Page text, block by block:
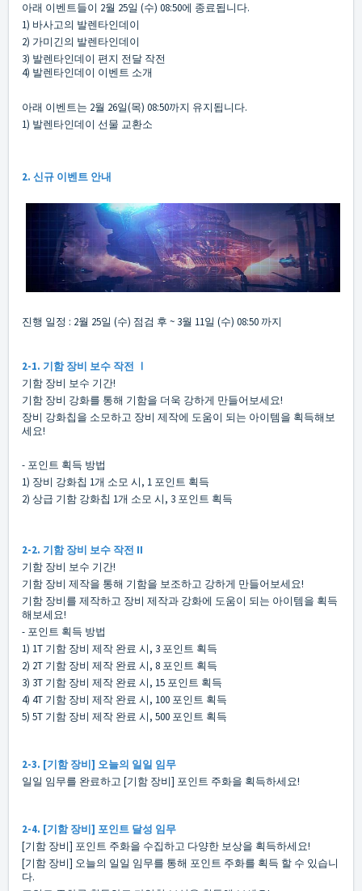
아래 이벤트들이 2월 25일 (수) 08:50에 종료됩니다.
1) 바사고의 발렌타인데이
2) 가미긴의 발렌타인데이
3) 발렌타인데이 편지 전달 작전
4) 발렌타인데이 이벤트 소개
아래 이벤트는 2월 26일(목) 08:50까지 유지됩니다.
1) 발렌타인데이 선물 교환소
2. 신규 이벤트 안내
진행 일정 : 2월 25일 (수) 점검 후 ~ 3월 11일 (수) 08:50 까지
2-1. 기함 장비 보수 작전 Ⅰ
기함 장비 보수 기간!
기함 장비 강화를 통해 기함을 더욱 강하게 만들어보세요!
장비 강화칩을 소모하고 장비 제작에 도움이 되는 아이템을 획득해보
세요!
- 포인트 획득 방법
1) 장비 강화칩 1개 소모 시, 1 포인트 획득
2) 상급 기함 강화칩 1개 소모 시, 3 포인트 획득
2-2. 기함 장비 보수 작전 II
기함 장비 보수 기간!
기함 장비 제작을 통해 기함을 보조하고 강하게 만들어보세요!
기함 장비를 제작하고 장비 제작과 강화에 도움이 되는 아이템을 획득
해보세요!
- 포인트 획득 방법
1) 1T 기함 장비 제작 완료 시, 3 포인트 획득
2) 2T 기함 장비 제작 완료 시, 8 포인트 획득
3) 3T 기함 장비 제작 완료 시, 15 포인트 획득
4) 4T 기함 장비 제작 완료 시, 100 포인트 획득
5) 5T 기함 장비 제작 완료 시, 500 포인트 획득
2-3. [기함 장비] 오늘의 일일 임무
일일 임무를 완료하고 [기함 장비] 포인트 주화을 획득하세요!
2-4. [기함 장비] 포인트 달성 임무
[기함 장비] 포인트 주화을 수집하고 다양한 보상을 획득하세요!
[기함 장비] 오늘의 일일 임무를 통해 포인트 주화를 획득 할 수 있습니
다.